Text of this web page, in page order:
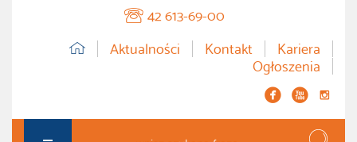
42 613-69-00
Aktualności
Kontakt Kariera
Ogłoszenia
  instagram